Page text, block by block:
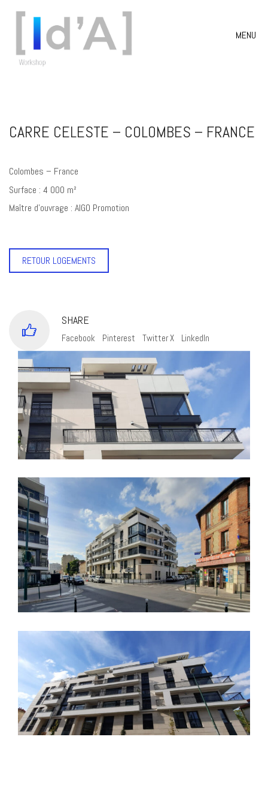
MENU
CARRE CELESTE – COLOMBES – FRANCE
Colombes – France
Surface : 4 000 m²
Maître d’ouvrage : AIGO Promotion
RETOUR LOGEMENTS
SHARE
Facebook Pinterest Twitter X LinkedIn